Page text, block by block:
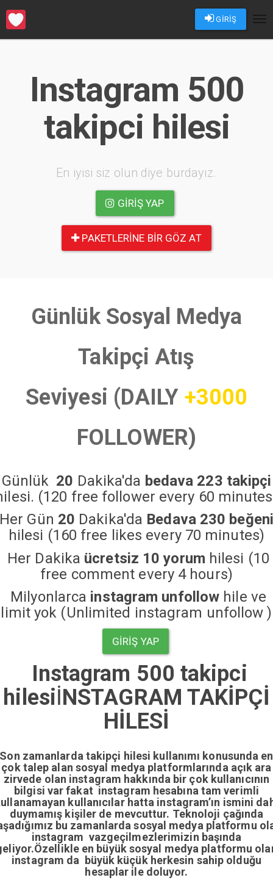
GİRİŞ
Instagram 500
takipci hilesi
En iyisi siz olun diye burdayız.
GIRIŞ YAP
PAKETLERINE BIR GÖZ AT
Günlük Sosyal Medya
Takipçi Atış
Seviyesi (DAILY +3000
FOLLOWER)
Günlük 20 Dakika'da bedava 223 takipçi
(120 free follower every 60
Her Gün 20 Dakika'da Bedava 230 beğeni
hilesi (160 free likes every 70 minutes)
Her Dakika ücretsiz 10 yorum hilesi (10
free comment every 4 hours)
Milyonlarca instagram unfollow hile ve
limit yok (Unlimited instagram unfollow )
GIRIŞ YAP
Instagram 500 takipci
hilesiİNSTAGRAM TAKİPÇİ
HİLESİ
Son zamanlarda takipçi hilesi kullanımı konusunda en
çok talep alan sosyal medya platformlarında açık ara
zirvede olan instagram hakkında bir çok kullanıcının
bilgisi var fakat instagram hesabına tam verimli
kullanıcılar hatta instagram’ın ismini
duymamış kişiler de mevcuttur. Teknoloji çağında
bu zamanlarda sosyal medya platformu
instagram vazgeçilmezlerimizin başında
en büyük sosyal medya platformu
instagram da büyük küçük herkesin sahip olduğu
hesaplar ile doluyor.